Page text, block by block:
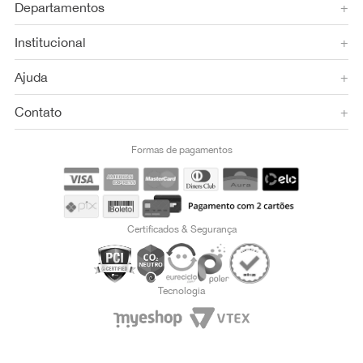
Departamentos +
Institucional +
Ajuda +
Contato +
Formas de pagamentos
Certificados & Segurança
Tecnologia